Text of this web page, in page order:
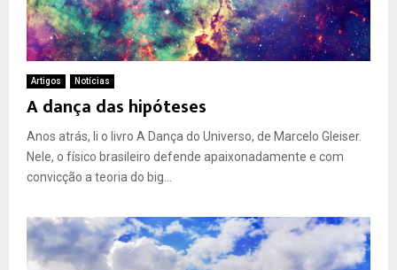
Artigos Notícias
A dança das hipóteses
Anos atrás, li o livro A Dança do Universo, de Marcelo Gleiser.
Nele, o físico brasileiro defende apaixonadamente e com
convicção a teoria do big...